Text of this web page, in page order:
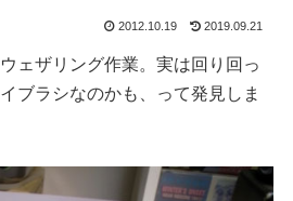
2012.10.19 2019.09.21
ェザリング作業。実は回り回っ
ブラシなのかも、って発見しま